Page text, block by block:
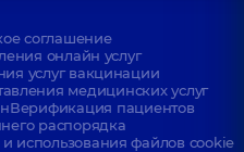
соглашение
онлайн услуг
услуг вакцинации
медицинских услуг
Верификация пациентов
распорядка
использования файлов cookie